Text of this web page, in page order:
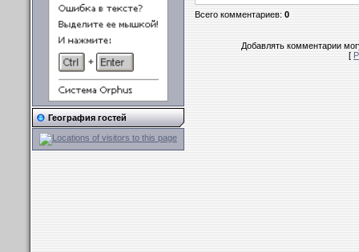
География гостей
Всего комментариев:0
Добавлять комментарии
[